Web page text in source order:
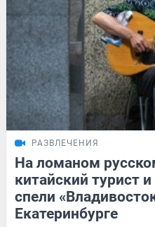
РАЗВЛЕЧЕНИЯ
На ломаном
китайский турист
спели
Екатеринбурге